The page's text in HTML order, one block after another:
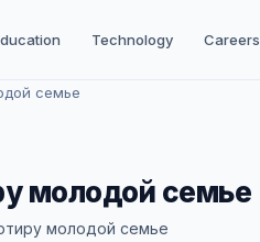
Technology Careers
семье
молодой семье
молодой семье